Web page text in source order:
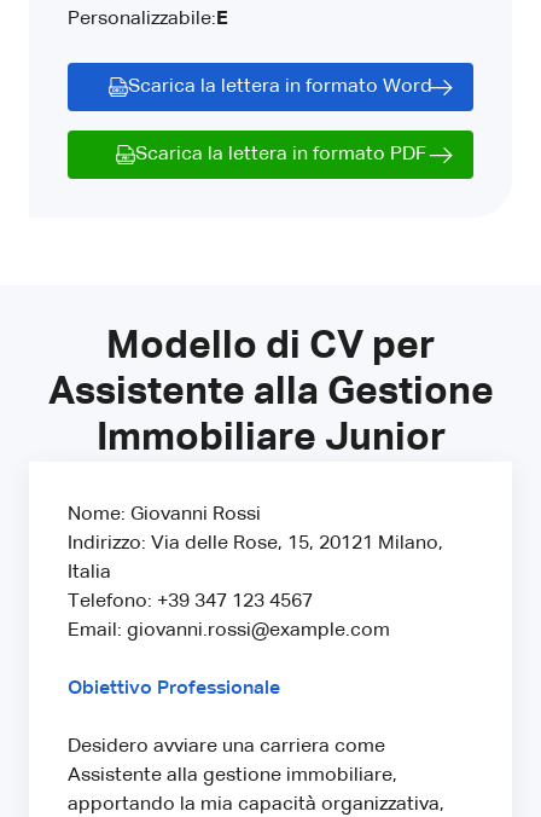
Personalizzabile: E
Scarica la lettera in formato Word
Scarica la lettera in formato PDF
Modello di CV per
Assistente alla Gestione
Immobiliare Junior
Nome: Giovanni Rossi
Indirizzo: Via delle Rose, 15, 20121 Milano,
Italia
Telefono: +39 347 123 4567
Email: giovanni.rossi@example.com
Obiettivo Professionale
Desidero avviare una carriera come
Assistente alla gestione immobiliare,
apportando la mia capacità organizzativa,